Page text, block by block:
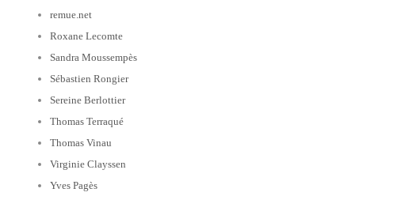
remue.net
Roxane Lecomte
Sandra Moussempès
Sébastien Rongier
Sereine Berlottier
Thomas Terraqué
Thomas Vinau
Virginie Clayssen
Yves Pagès